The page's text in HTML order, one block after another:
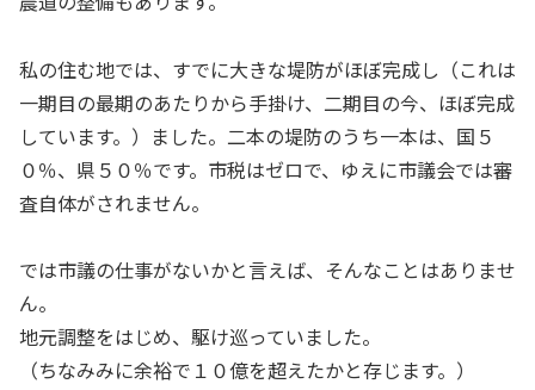
私の住む地では、すでに大きな堤防がほぼ完成し（これは
一期目の最期のあたりから手掛け、二期目の今、ほぼ完成
しています。）ました。二本の堤防のうち一本は、国５
０％、県５０％です。市税はゼロで、ゆえに市議会では審
査自体がされません。
では市議の仕事がないかと言えば、そんなことはありませ
ん。
地元調整をはじめ、駆け巡っていました。
（ちなみみに余裕で１０億を超えたかと存じます。）